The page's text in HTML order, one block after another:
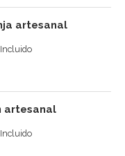
artesanal
artesanal